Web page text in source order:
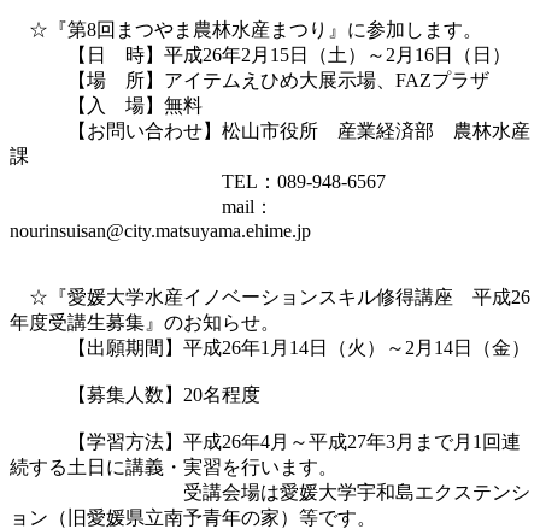
☆『第8回まつやま農林水産まつり』に参加します。
【日　時】平成26年2月15日（土）～2月16日（日）
【場　所】アイテムえひめ大展示場、FAZプラザ
【入　場】無料
【お問い合わせ】松山市役所　産業経済部　農林水産
課
TEL：089-948-6567
mail：
nourinsuisan@city.matsuyama.ehime.jp
☆『愛媛大学水産イノベーションスキル修得講座　平成26
年度受講生募集』のお知らせ。
【出願期間】平成26年1月14日（火）～2月14日（金）
【募集人数】20名程度
【学習方法】平成26年4月～平成27年3月まで月1回連
続する土日に講義・実習を行います。
受講会場は愛媛大学宇和島エクステンシ
ョン（旧愛媛県立南予青年の家）等です。